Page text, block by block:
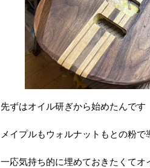
先ずはオイル研ぎから始めたんです
メイプルもウォルナットもとの粉
一応気持ち的に埋めておきたくてオ